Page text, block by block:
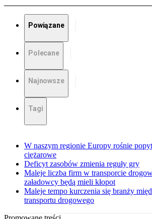
Powiązane
Polecane
Najnowsze
Tagi
W naszym regionie Europy rośnie
ciężarowe
Deficyt zasobów zmienia reguły gry
Maleje liczba firm w transporcie
załadowcy będą mieli kłopot
Maleje tempo kurczenia się branży
transportu drogowego